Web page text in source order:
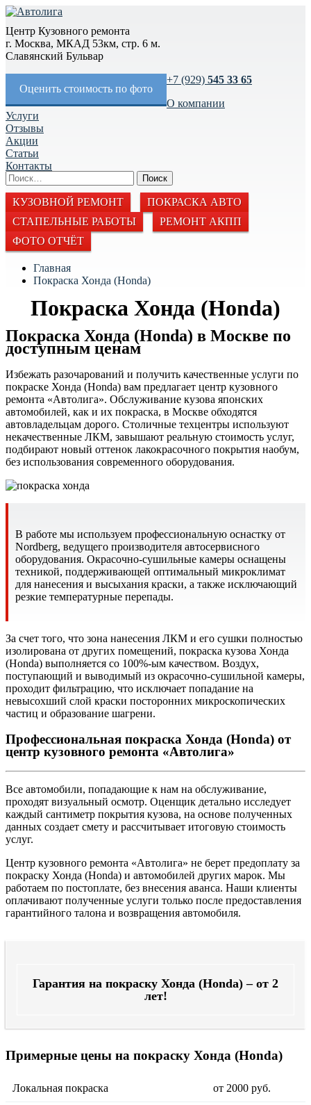
Центр Кузовного ремонта
г. Москва, МКАД 53км, стр. 6 м.
Славянский Бульвар
Оценить стоимость по фото
+7 (929) 545 33 65
О компании
Услуги
Отзывы
Акции
Статьи
Контакты
КУЗОВНОЙ РЕМОНТ
ПОКРАСКА АВТО
СТАПЕЛЬНЫЕ РАБОТЫ
РЕМОНТ АКПП
ФОТО ОТЧЁТ
Главная
Покраска Хонда (Honda)
Покраска Хонда (Honda)
Покраска Хонда (Honda) в Москве по
доступным ценам
Избежать разочарований и получить качественные услуги по
покраске Хонда (Honda) вам предлагает центр кузовного
ремонта «Автолига». Обслуживание кузова японских
автомобилей, как и их покраска, в Москве обходятся
автовладельцам дорого. Столичные техцентры используют
некачественные ЛКМ, завышают реальную стоимость услуг,
подбирают новый оттенок лакокрасочного покрытия наобум,
без использования современного оборудования.
В работе мы используем профессиональную оснастку от
Nordberg, ведущего производителя автосервисного
оборудования. Окрасочно-сушильные камеры оснащены
техникой, поддерживающей оптимальный микроклимат
для нанесения и высыхания краски, а также исключающий
резкие температурные перепады.
За счет того, что зона нанесения ЛКМ и его сушки полностью
изолирована от других помещений, покраска кузова Хонда
(Honda) выполняется со 100%-ым качеством. Воздух,
поступающий и выводимый из окрасочно-сушильной камеры,
проходит фильтрацию, что исключает попадание на
невысохший слой краски посторонних микроскопических
частиц и образование шагрени.
Профессиональная покраска Хонда (Honda) от
центр кузовного ремонта «Автолига»
Все автомобили, попадающие к нам на обслуживание,
проходят визуальный осмотр. Оценщик детально исследует
каждый сантиметр покрытия кузова, на основе полученных
данных создает смету и рассчитывает итоговую стоимость
услуг.
Центр кузовного ремонта «Автолига» не берет предоплату за
покраску Хонда (Honda) и автомобилей других марок. Мы
работаем по постоплате, без внесения аванса. Наши клиенты
оплачивают полученные услуги только после предоставления
гарантийного талона и возвращения автомобиля.
Гарантия на покраску Хонда (Honda) – от 2
лет!
Примерные цены на покраску Хонда (Honda)
Локальная покраска от 2000 руб.